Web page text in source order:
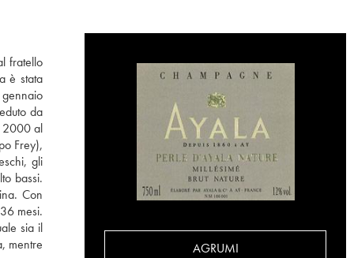
fratello
è stata
da
2000 al
Frey),
gli
bassi.
Con
mesi.
sia il
mentre
AGRUMI